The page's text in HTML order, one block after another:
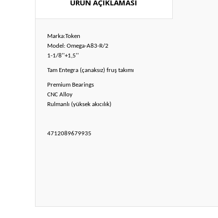
ÜRÜN AÇIKLAMASI
Marka:Token
Model: Omega-A83-R/2
1-1/8''+1,5''
Tam Entegra (çanaksız) fruş takımı
Premium Bearings
CNC Alloy
Rulmanlı (yüksek akıcılık)
4712089679935